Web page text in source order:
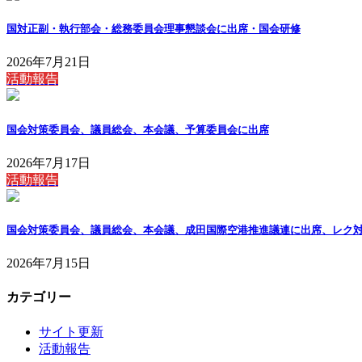
国対正副・執行部会・総務委員会理事懇談会に出席・国会研修
2026年7月21日
活動報告
国会対策委員会、議員総会、本会議、予算委員会に出席
2026年7月17日
活動報告
国会対策委員会、議員総会、本会議、成田国際空港推進議連に出席、レク
2026年7月15日
カテゴリー
サイト更新
活動報告